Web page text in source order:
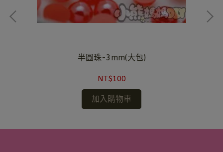
半圓珠-3mm(大包)
NT$100
加入購物車